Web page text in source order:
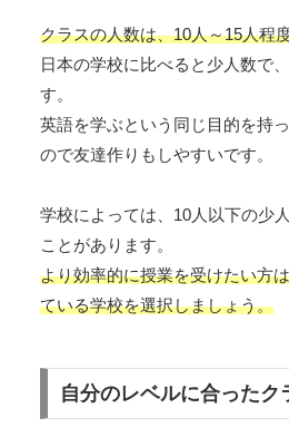
クラスの人数は、10人～15人程
日本の学校に比べると少人数で
す。
英語を学ぶという同じ目的を持
ので友達作りもしやすいです。
学校によっては、10人以下の少
ことがあります。
より効率的に授業を受けたい方
ている学校を選択しましょう。
自分のレベルに合ったク